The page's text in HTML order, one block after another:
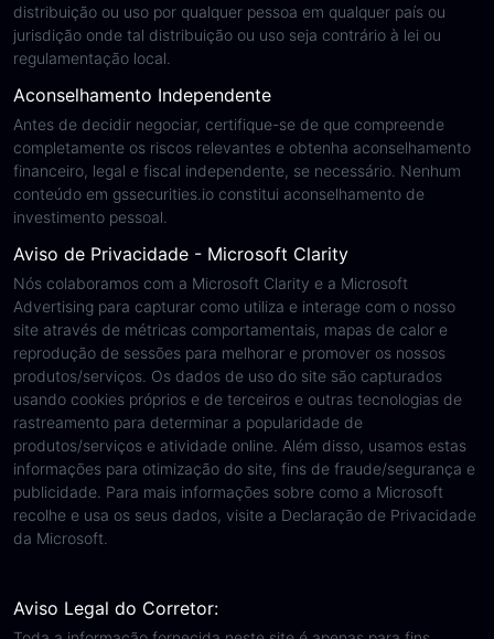
distribuição ou uso por qualquer pessoa em qualquer país ou
jurisdição onde tal distribuição ou uso seja contrário à lei ou
regulamentação local.
Aconselhamento Independente
Antes de decidir negociar, certifique-se de que compreende
completamente os riscos relevantes e obtenha aconselhamento
financeiro, legal e fiscal independente, se necessário. Nenhum
conteúdo em gssecurities.io constitui aconselhamento de
investimento pessoal.
Aviso de Privacidade - Microsoft Clarity
Nós colaboramos com a Microsoft Clarity e a Microsoft
Advertising para capturar como utiliza e interage com o nosso
site através de métricas comportamentais, mapas de calor e
reprodução de sessões para melhorar e promover os nossos
produtos/serviços. Os dados de uso do site são capturados
usando cookies próprios e de terceiros e outras tecnologias de
rastreamento para determinar a popularidade de
produtos/serviços e atividade online. Além disso, usamos estas
informações para otimização do site, fins de fraude/segurança e
publicidade. Para mais informações sobre como a Microsoft
recolhe e usa os seus dados, visite a Declaração de Privacidade
da Microsoft.
Aviso Legal do Corretor: